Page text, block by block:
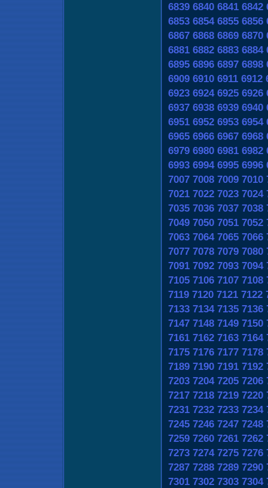
6839 6840 6841 6842
6853 6854 6855 6856
6867 6868 6869 6870
6881 6882 6883 6884
6895 6896 6897 6898
6909 6910 6911 6912
6923 6924 6925 6926
6937 6938 6939 6940
6951 6952 6953 6954
6965 6966 6967 6968
6979 6980 6981 6982
6993 6994 6995 6996
7007 7008 7009 7010
7021 7022 7023 7024
7035 7036 7037 7038
7049 7050 7051 7052
7063 7064 7065 7066
7077 7078 7079 7080
7091 7092 7093 7094
7105 7106 7107 7108
7119 7120 7121 7122
7133 7134 7135 7136
7147 7148 7149 7150
7161 7162 7163 7164
7175 7176 7177 7178
7189 7190 7191 7192
7203 7204 7205 7206
7217 7218 7219 7220
7231 7232 7233 7234
7245 7246 7247 7248
7259 7260 7261 7262
7273 7274 7275 7276
7287 7288 7289 7290
7301 7302 7303 7304